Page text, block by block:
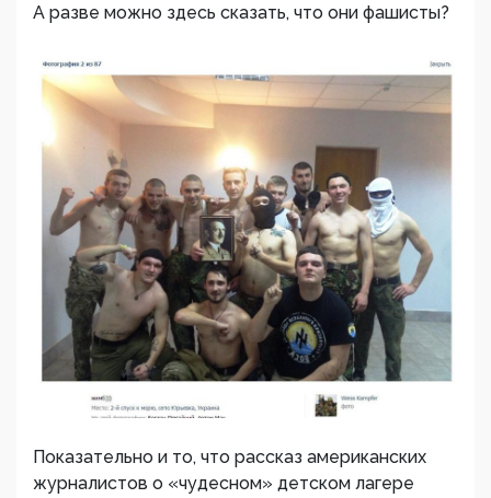
А разве можно здесь сказать, что они фашисты?
Показательно и то, что рассказ американских
журналистов о «чудесном» детском лагере